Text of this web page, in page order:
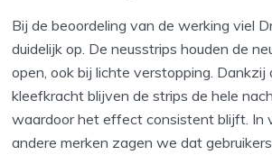
Bij de beoordeling van de werking viel
duidelijk op. De neusstrips houden de
open, ook bij lichte verstopping. Dankzij
kleefkracht blijven de strips de hele
waardoor het effect consistent blijft. In
andere merken zagen we dat